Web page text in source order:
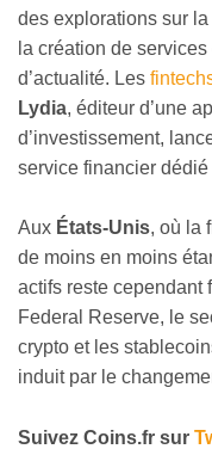
des explorations sur la
la création de
d’actualité. Les
Lydia, éditeur d’une
d’investissement,
service financier dédié
Aux États-Unis, où la
de moins en moins
actifs reste cependant
Federal Reserve, le
crypto et les
induit par le
Suivez Coins.fr sur